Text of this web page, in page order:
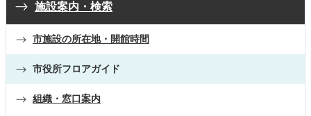
施設案内・検索
市施設の所在地・開館時間
市役所フロアガイド
組織・窓口案内